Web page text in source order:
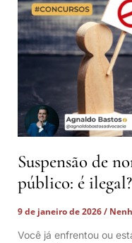
Suspensão de
público: é ilegal?
9 de janeiro de 2026
Você já enfrentou ou